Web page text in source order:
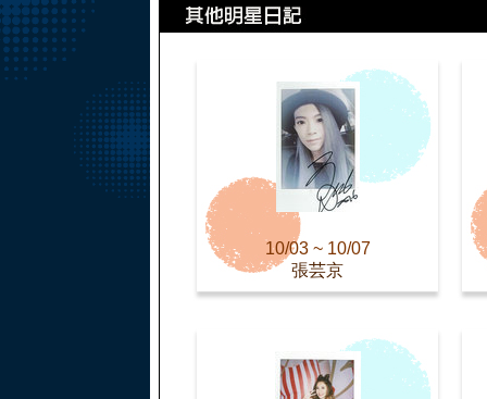
10/03 ~ 10/07
張芸京